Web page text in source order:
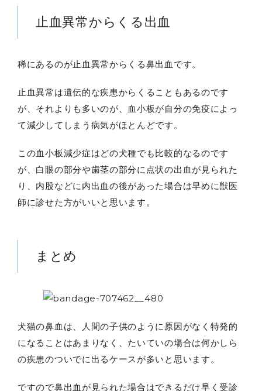
止血異常からくる出血
稀にあるのが止血異常からくる鼻出血です。
止血異常は遺伝的な疾患からくることもあるのです
が、それよりも多いのが、血小板が自分の免疫によっ
て減少してしまう病気がほとんどです。
この血小板減少症はどの犬種でも比較的なるのです
が、白眼の部分や歯茎の部分に点状の出血が見られた
り、内股などに内出血の後があった場合は早めに獣医
師に診せた方がいいと思います。
まとめ
犬猫の鼻血は、人間の子供のように原因がなく特発的
になることはあまりなく、たいていの場合は何かしら
の疾患のついでに出るケースが多いと思います。
ですので鼻出血が見られた場合はできるだけ早く受診